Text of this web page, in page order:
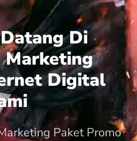
Di
Marketing
Digital
Paket Promo